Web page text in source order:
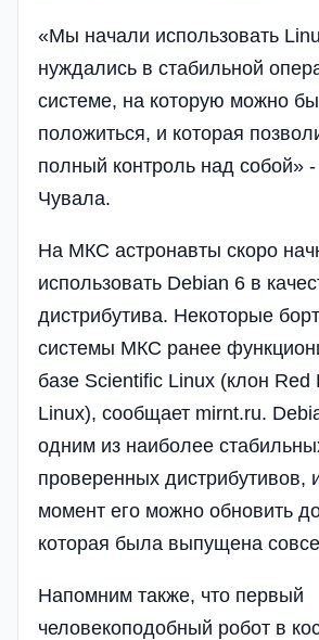
«Мы начали использовать
нуждались в стабильной
системе, на которую можно
положиться, и которая
полный контроль над собой» -
Чувала.
На МКС астронавты скоро
использовать Debian 6 в
дистрибутива. Некоторые
системы МКС ранее
базе Scientific Linux (клон Red
Linux), сообщает mirnt.ru.
одним из наиболее
проверенных дистрибутивов,
момент его можно обновить
которая была выпущена
Напомним также, что первый
человекоподобный робот в